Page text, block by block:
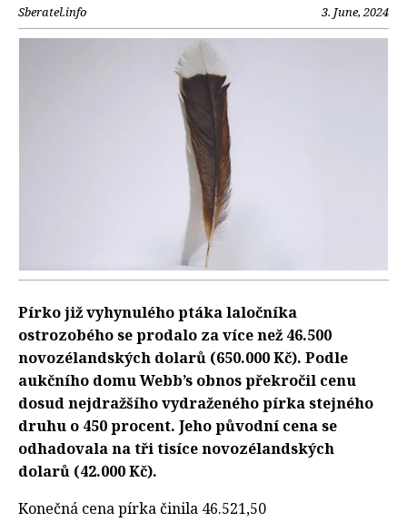
Sberatel.info 3. June, 2024
Pírko již vyhynulého ptáka laločníka
ostrozobého se prodalo za více než 46.500
novozélandských dolarů (650.000 Kč). Podle
aukčního domu Webb’s obnos překročil cenu
dosud nejdražšího vydraženého pírka stejného
druhu o 450 procent. Jeho původní cena se
odhadovala na tři tisíce novozélandských
dolarů (42.000 Kč).
Konečná cena pírka činila 46.521,50